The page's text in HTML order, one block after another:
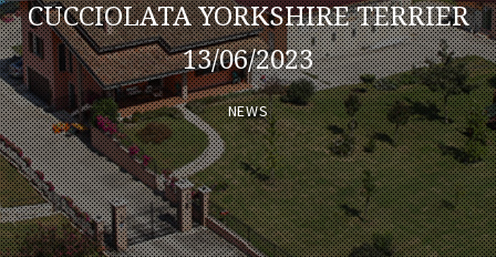
CUCCIOLATA YORKSHIRE TERRIER
13/06/2023
NEWS